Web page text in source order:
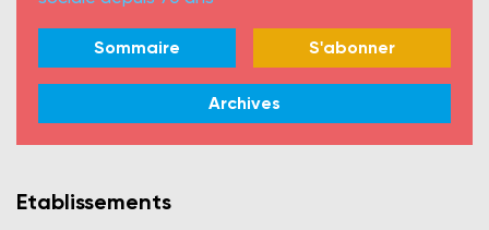
Sommaire S'abonner
Archives
Etablissements